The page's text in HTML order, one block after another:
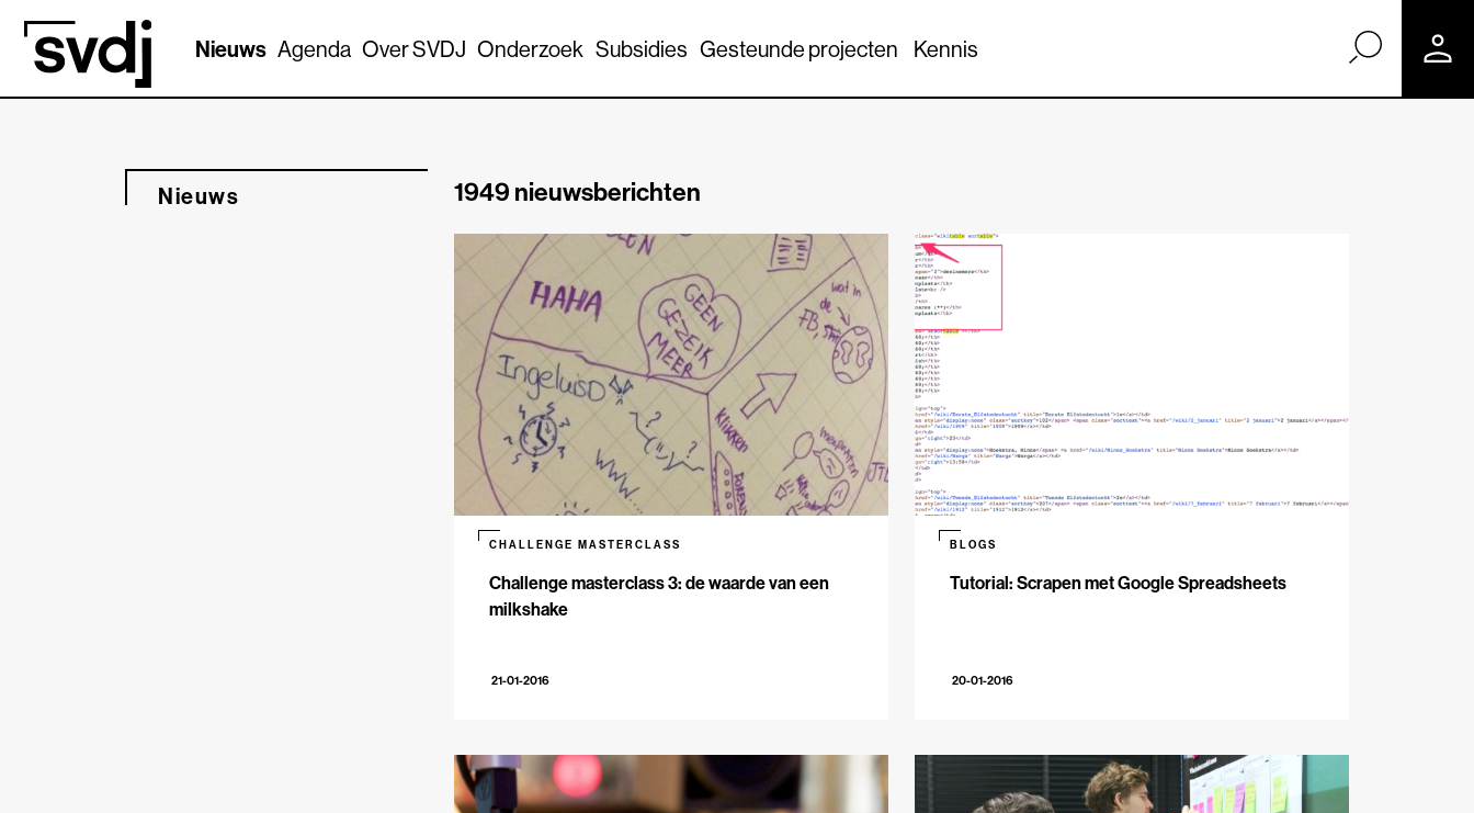
Naar hoofdinhoud
Nieuws Agenda Over SVDJ Onderzoek Subsidies Gesteunde projecten Kennis
Nieuws 1949 nieuwsberichten
Challenge masterclass 3: de waarde van een
milkshake
CHALLENGE MASTERCLASS
21-01-2016
Tutorial: Scrapen met Google Spreadsheets
BLOGS
20-01-2016